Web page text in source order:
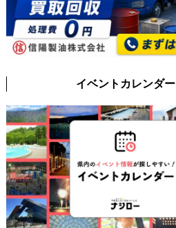
イベントカレンダー